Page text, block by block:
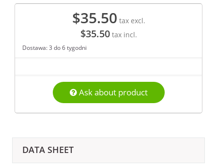
$35.50 tax excl.
$35.50tax incl.
Dostawa: 3 do 6 tygodni
Ask about product
DATA SHEET